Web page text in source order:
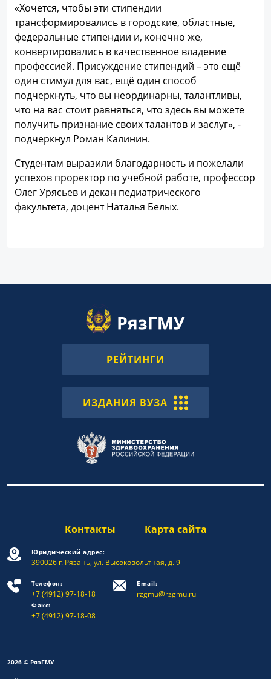
«Хочется, чтобы эти стипендии
трансформировались в городские, областные,
федеральные стипендии и, конечно же,
конвертировались в качественное владение
профессией. Присуждение стипендий – это ещё
один стимул для вас, ещё один способ
подчеркнуть, что вы неординарны, талантливы,
что на вас стоит равняться, что здесь вы можете
получить признание своих талантов и заслуг», -
подчеркнул Роман Калинин.
Студентам выразили благодарность и пожелали
успехов проректор по учебной работе, профессор
Олег Урясьев и декан педиатрического
факультета, доцент Наталья Белых.
РЕЙТИНГИ
ИЗДАНИЯ ВУЗА
Контакты Карта сайта
Юридический адрес:
390026 г. Рязань, ул. Высоковольтная, д. 9
Телефон:
+7 (4912) 97-18-18
Факс:
+7 (4912) 97-18-08
Email:
rzgmu@rzgmu.ru
2026 © РязГМУ